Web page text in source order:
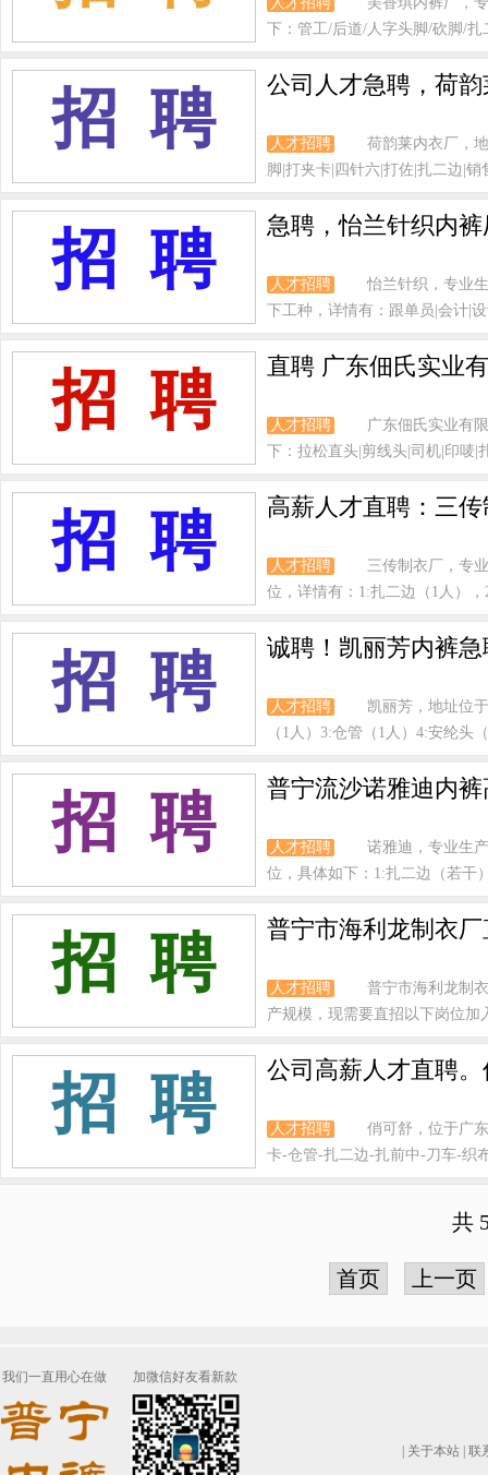
下：管工/后道/人字头脚/砍脚/
招 聘 公司人才急聘，荷
人才招聘
荷韵莱内衣厂，
脚|打夹卡|四针六|打佐|扎二边|
招 聘 急聘，怡兰针织内
人才招聘
怡兰针织，专业
下工种，详情有：跟单员|会计|
招 聘 直聘 广东佃氏实业
人才招聘
广东佃氏实业有
下：拉松直头|剪线头|司机|印唛|
招 聘 高薪人才直聘：三
人才招聘
三传制衣厂，专
位，详情有：1:扎二边（1人）
招 聘 诚聘！凯丽芳内裤
人才招聘
凯丽芳，地址位
（1人）3:仓管（1人）4:安纶头
招 聘 普宁流沙诺雅迪内
人才招聘
诺雅迪，专业生
位，具体如下：1:扎二边（若干
招 聘 普宁市海利龙制衣
人才招聘
普宁市海利龙制
产规模，现需要直招以下岗位加
招 聘 公司高薪人才直聘
人才招聘
俏可舒，位于广
卡-仓管-扎二边-扎前中-刀车-织
共
首页 上一页
关于本站 联
我们一直用心在做 加微信好友看新款